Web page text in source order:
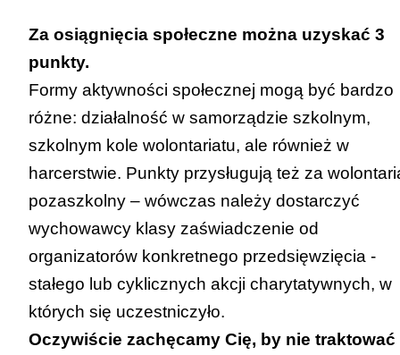
zasięgu ponadwojewódzkim
organizowanym przez kuratorów
oświaty:
a. tytuł finalisty konkursu przedmiotowego –
10 punktów;
b. tytuł laureata konkursu tematycznego lub
interdyscyplinarnego – 7 punktów;
c. tytuł finalisty konkursu tematycznego lub
interdyscyplinarnego – 5 punktów.
Za osiągnięcia społeczne można uzyskać 3
punkty.
Formy aktywności społecznej mogą być bardzo
różne: działalność w samorządzie szkolnym,
szkolnym kole wolontariatu, ale również w
harcerstwie. Punkty przysługują też za
pozaszkolny – wówczas należy dostarczyć
wychowawcy klasy zaświadczenie od
organizatorów konkretnego przedsięwzięcia -
stałego lub cyklicznych akcji charytatywnych, w
których się uczestniczyło.
Oczywiście zachęcamy Cię, by nie traktować